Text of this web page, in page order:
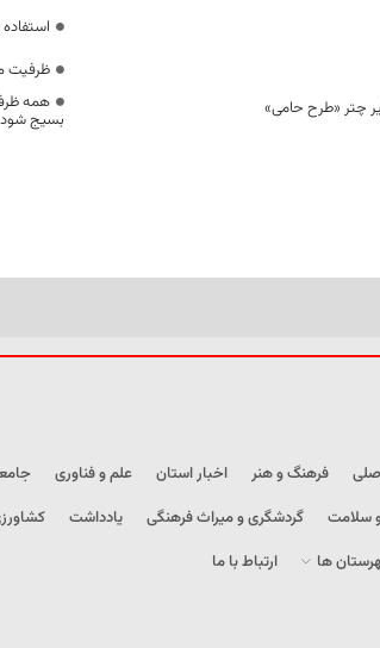
ظرفیت
همه
بسیج شود
فرهنگ و هنر اخبار استان علم و فناوری
سلامت
گردشگری و میراث فرهنگی یادداشت
ها
ارتباط با ما